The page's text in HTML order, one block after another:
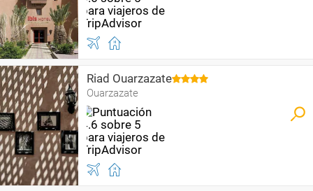
Riad Ouarzazate
Ouarzazate